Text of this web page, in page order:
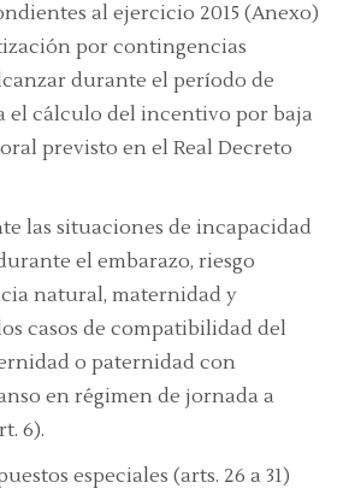
al ejercicio 2015 (Anexo)
por contingencias
durante el período de
el cálculo del incentivo por baja
previsto en el Real Decreto
las situaciones de incapacidad
el embarazo, riesgo
natural, maternidad y
casos de compatibilidad del
o paternidad con
en régimen de jornada a
6).
especiales (arts. 26 a 31)